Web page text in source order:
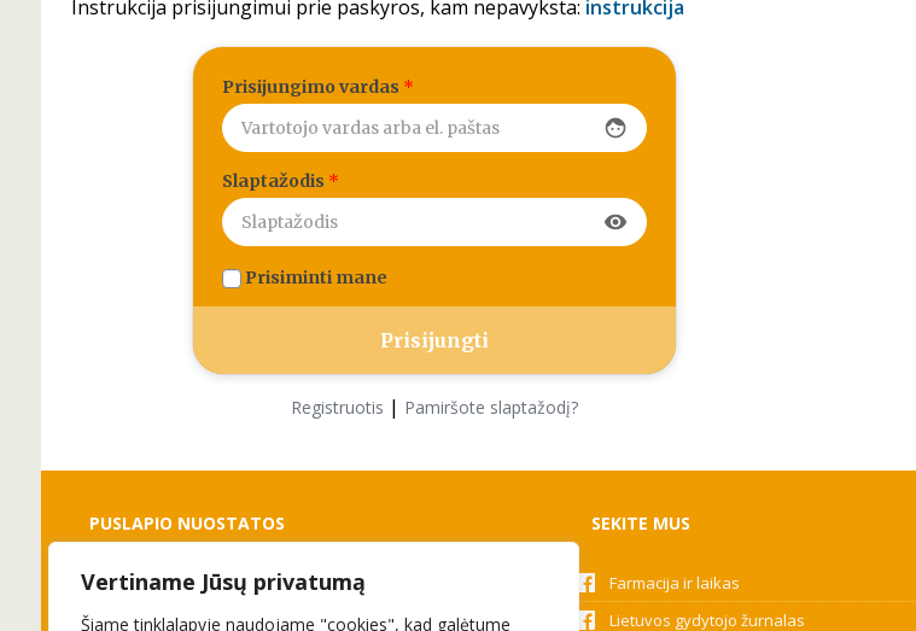
Vertiname Jūsų privatumą
Šiame tinklalapyje naudojame "cookies", kad galėtume
Instrukcija prisijungimui prie paskyros, kam nepavyksta: instrukcija
Prisijungimo vardas *
face
Slaptažodis *
visibility
Prisiminti mane
Registruotis | Pamiršote slaptažodį?
PUSLAPIO NUOSTATOS
Slapukai
Privatumo politika
SEKITE MUS
Farmacija ir laikas
Lietuvos gydytojo žurnalas